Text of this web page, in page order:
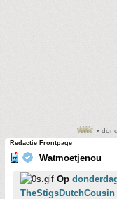
•
Redactie Frontpage
Watmoetjenou
Op
TheStigsDutchCousin